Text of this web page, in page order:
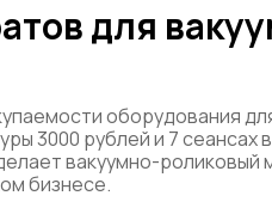
для
оборудования
3000 рублей и 7 сеансах
вакуумно-роликовый
бизнесе.